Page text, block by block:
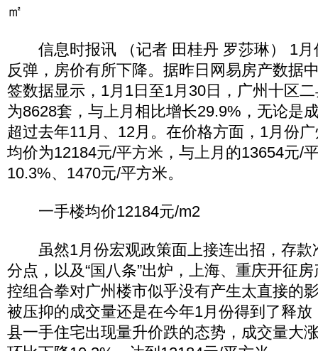
㎡
信息时报讯 （记者 田桂丹 罗莎琳） 1月
反弹，房价有所下降。据昨日网易房产数据
签数据显示，1月1日至1月30日，广州十区
为8628套，与上月相比增长29.9%，无论是
超过去年11月、12月。在价格方面，1月份
均价为12184元/平方米，与上月的13654元/
10.3%、1470元/平方米。
一手楼均价12184元/m2
虽然1月份宏观政策面上接连出招，存款
分点，以及“国八条”出炉，上海、重庆开征
控组合拳对广州楼市似乎没有产生太直接的
被压抑的成交量还是在今年1月份得到了释
县一手住宅出现量升价跌的态势，成交量大